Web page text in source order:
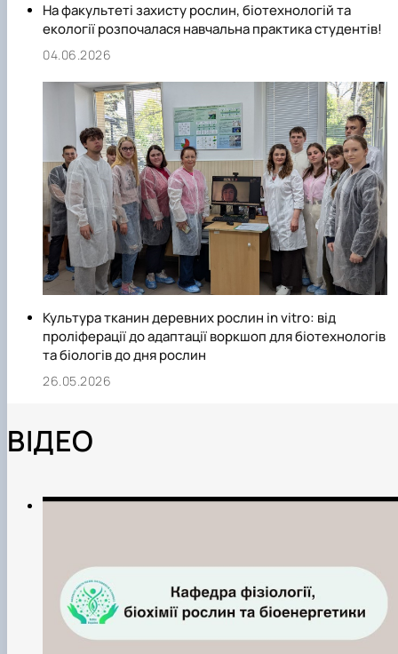
На факультеті захисту рослин, біотехнологій та
екології розпочалася навчальна практика студентів!
04.06.2026
Культура тканин деревних рослин in vitro: від
проліферації до адаптації воркшоп для біотехнологів
та біологів до дня рослин
26.05.2026
ВІДЕО